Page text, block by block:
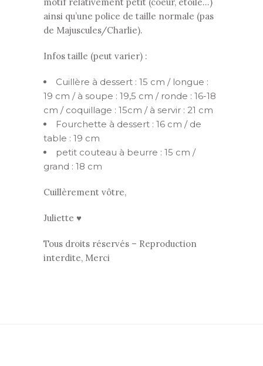
motif relativement petit (coeur, étoile…)
ainsi qu’une police de taille normale (pas
de Majuscules/Charlie).
Infos taille (peut varier) :
Cuillère à dessert : 15 cm / longue :
19 cm / à soupe : 19,5 cm / ronde : 16-18
cm / coquillage : 15cm / à servir : 21 cm
Fourchette à dessert : 16 cm / de
table : 19 cm
petit couteau à beurre : 15 cm /
grand : 18 cm
Cuillèrement vôtre,
Juliette ♥
Tous droits réservés – Reproduction
interdite, Merci